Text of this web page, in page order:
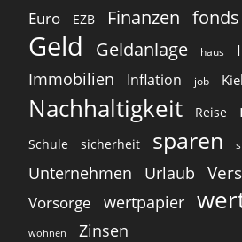
Euro EZB Finanzen fonds
Geld Geldanlage haus
Immobilien Inflation job Kiel
Nachhaltigkeit Reise
Schule sicherheit sparen
Unternehmen Urlaub
Vorsorge wertpapier
wohnen Zinsen